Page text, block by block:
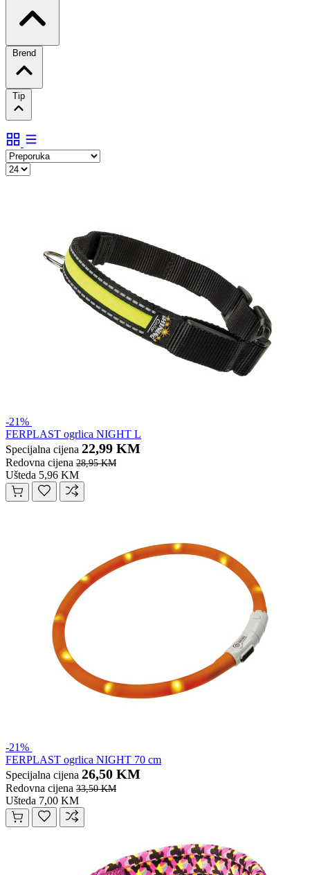
Brend
Tip
-21%
FERPLAST ogrlica NIGHT L
Specijalna cijena 22,99 KM
Redovna cijena 28,95 KM
Ušteda 5,96 KM
-21%
FERPLAST ogrlica NIGHT 70 cm
Specijalna cijena 26,50 KM
Redovna cijena 33,50 KM
Ušteda 7,00 KM